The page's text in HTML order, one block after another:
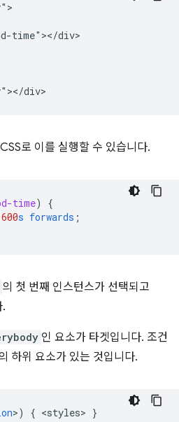
time"></div>
로 이를 실행할 수 있습니다.
time)
{
s forwards ;
의 첫 번째 인스턴스가 선택되고
인 요소가 타겟입니다. 조건
하위 요소가 있는 것입니다.
>) { <styles> }